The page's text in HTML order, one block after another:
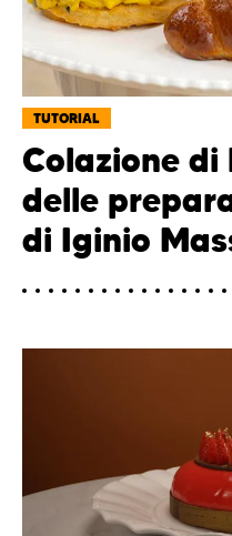
TUTORIAL
Colazione
delle
di Iginio